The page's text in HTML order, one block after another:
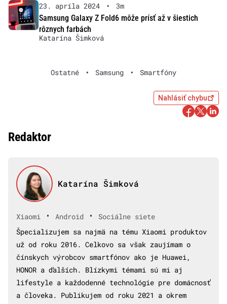
23. apríla 2024 •
3m
Samsung Galaxy Z Fold6 môže prísť až v šiestich
rôznych farbách
Katarína Šimková
Ostatné • Samsung • Smartfóny
Nahlásiť chybu
Redaktor
Katarína Šimková
Xiaomi • Android •
Sociálne siete
Špecializujem sa najmä na tému Xiaomi produktov
už od roku 2016. Celkovo sa však zaujímam o
čínskych výrobcov smartfónov ako je Huawei,
HONOR a ďalších. Blízkymi témami sú mi aj
lifestyle a každodenné technológie pre domácnosť
a človeka. Publikujem od roku 2021 a okrem